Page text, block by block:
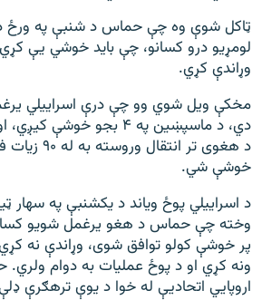
لومړیو درو کسانو، چې باید خوشي یې
وړاندې کړي.
مخکې ویل شوي وو چې درې اسراییلي
دي، د ماسپښین په ۴ بجو
د هغوی تر
خوشې شي.
د اسراییلي پوځ ویاند د یکشنبې په سهار
وخته چې حماس د هغو یرغمل شویو
پر خوشې کولو توافق شوی، وړاندې نه
ونه کړي او د پوځ عملیات به دوام ولري.
اروپايي اتحادیې له خوا د یوې ترهګرې